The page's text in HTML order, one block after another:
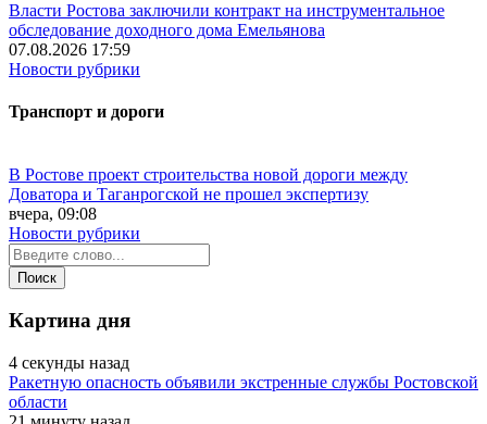
Власти Ростова заключили контракт на инструментальное
обследование доходного дома Емельянова
07.08.2026 17:59
Новости рубрики
Транспорт и дороги
В Ростове проект строительства новой дороги между
Доватора и Таганрогской не прошел экспертизу
вчера, 09:08
Новости рубрики
Картина дня
4 секунды назад
Ракетную опасность объявили экстренные службы Ростовской
области